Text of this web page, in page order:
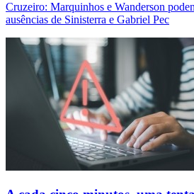
Cruzeiro: Marquinhos e Wanderson
ausências de Sinisterra e Gabriel Pec